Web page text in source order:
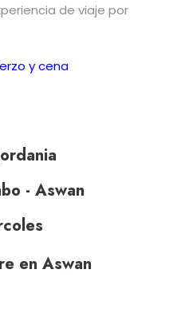
de viaje por
y cena
- Aswan
en Aswan